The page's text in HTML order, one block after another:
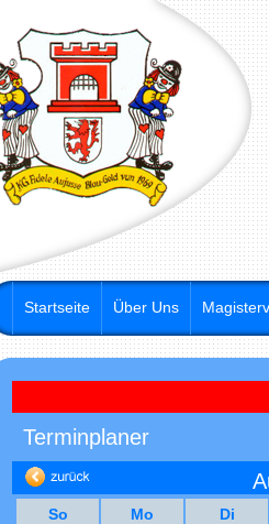
Startseite Über Uns
Terminplaner
So Mo Di